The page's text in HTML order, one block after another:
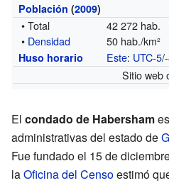
Población (2009)
• Total
42 272 hab.
• Densidad 50 hab./km²
Huso horario Este: UTC-5/
Sitio web
El condado de Habersham
administrativas del estado de
Fue fundado el 15 de
laOficina del Censoestimó